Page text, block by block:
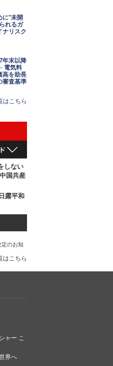
に"未開
れるガ
ナリスク
年末以降
電気料
高を助長
審査基準
はこちら
しない
国共産
露平和
のお知
はこちら
ャー こ
界へ